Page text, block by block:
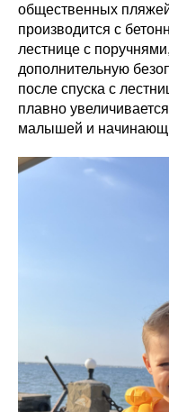
общественных
производится с
лестнице с
дополнительную
после спуска с
плавно
малышей и